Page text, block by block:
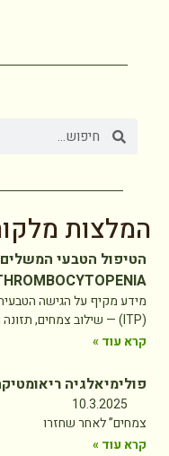
המלצות
הטיפול הטבעי המשלים
מידע מקיף על הגישה
(ITP) — שילוב צמחים, תזונה ודיקור לחיזוק המערכת החיסונית.
קרא עוד »
פולימיאלגיה
צמחים” לאחר שחזרו
קרא עוד »